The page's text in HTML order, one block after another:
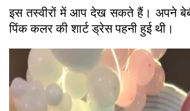
इस तस्वीरों में आप देख सकते हैं। अपने
पिंक कलर की शार्ट ड्रेस पहनी हुई थी।